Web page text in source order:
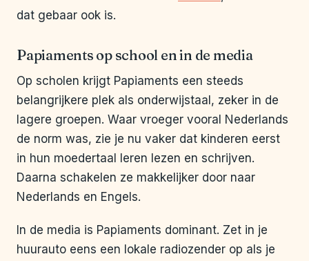
dat gebaar ook is.
Papiaments op school en in de media
Op scholen krijgt Papiaments een steeds
belangrijkere plek als onderwijstaal, zeker in de
lagere groepen. Waar vroeger vooral Nederlands
de norm was, zie je nu vaker dat kinderen eerst
in hun moedertaal leren lezen en schrijven.
Daarna schakelen ze makkelijker door naar
Nederlands en Engels.
In de media is Papiaments dominant. Zet in je
huurauto eens een lokale radiozender op als je